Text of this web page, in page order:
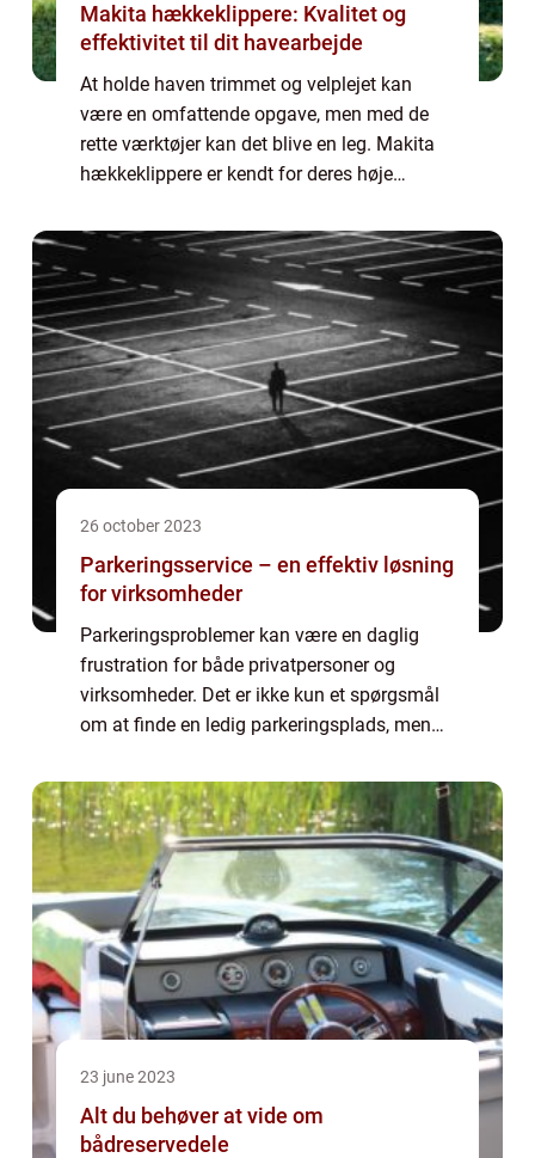
Makita hækkeklippere: Kvalitet og
effektivitet til dit havearbejde
At holde haven trimmet og velplejet kan
være en omfattende opgave, men med de
rette værktøjer kan det blive en leg. Makita
hækkeklippere er kendt for deres høje
nemt og hurtigt. Uanset om du er professio...
26 october 2023
Parkeringsservice – en effektiv løsning
for virksomheder
Parkeringsproblemer kan være en daglig
frustration for både privatpersoner og
virksomheder. Det er ikke kun et spørgsmål
om at finde en ledig parkeringsplads, men
23 june 2023
Alt du behøver at vide om
bådreservedele